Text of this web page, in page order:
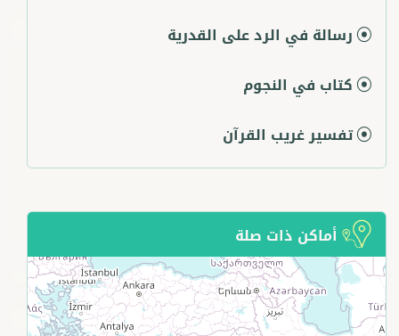
رسالة في الرد على القدرية
كتاب في النجوم
تفسير غريب القرآن
أماكن ذات صلة